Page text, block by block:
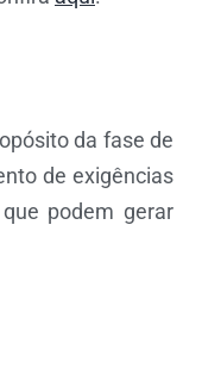
da fase de
de exigências
podem gerar